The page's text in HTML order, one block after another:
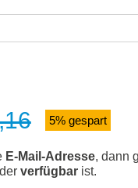
5% gespart
E-Mail-Adresse, dann
verfügbarist.